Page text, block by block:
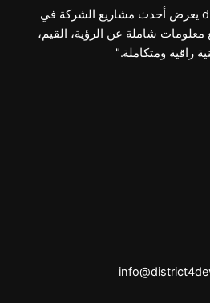
"موقع district4development يعرض أحدث مشاريع الشركة في
معلومات شاملة عن الرؤية، القيم،
راقية ومتكاملة."